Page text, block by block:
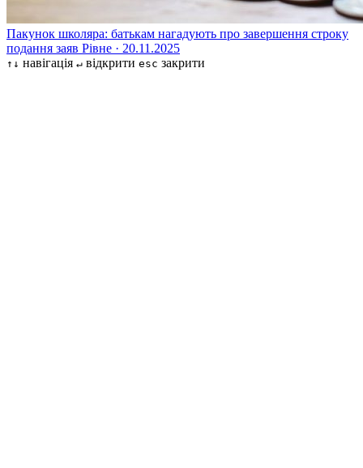
Пакунок школяра: батькам нагадують про завершення строку
подання заяв Рівне · 20.11.2025
↑↓ навігація ↵ відкрити esc закрити